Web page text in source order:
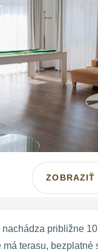
ZOBRAZIŤ
približne
terasu,